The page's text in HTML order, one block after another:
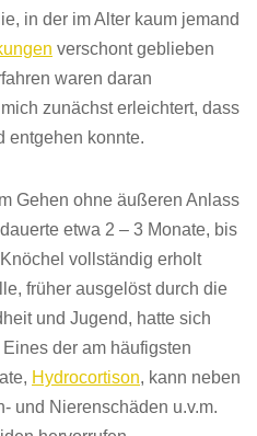
in der im Alter kaum jemand
verschont geblieben
waren daran
zunächst erleichtert, dass
entgehen konnte.
Gehen ohne äußeren Anlass
etwa 2 – 3 Monate, bis
vollständig erholt
früher ausgelöst durch die
und Jugend, hatte sich
der am häufigsten
Hydrocortison, kann neben
und Nierenschäden u.v.m.